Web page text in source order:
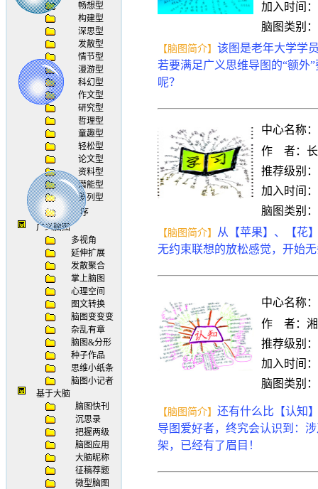
畅想型
构建型
深思型
发散型
情节型
漫游型
科幻型
作文型
研究型
哲理型
童趣型
轻松型
论文型
资料型
潜能型
罗列型
序
广义脑图
多视角
延伸扩展
发散聚合
掌上脑图
心理空间
图文转换
脑图变变变
杂乱有章
脑图&分形
种子作品
思维小纸条
脑图小记者
基于大脑
脑图快刊
沉思录
把握两级
脑图应用
大脑昵称
征稿荐题
微型脑图